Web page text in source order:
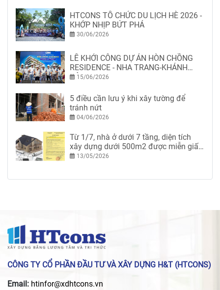
HTCONS TỔ CHỨC DU LỊCH HÈ 2026 -
KHỚP NHỊP BỨT PHÁ
30/06/2026
LỄ KHỞI CÔNG DỰ ÁN HÒN CHỒNG
RESIDENCE - NHA TRANG-KHÁNH
HÒA15/06/2026
5 điều cần lưu ý khi xây tường để
tránh nứt
04/06/2026
Từ 1/7, nhà ở dưới 7 tầng, diện tích
xây dựng dưới 500m2 được miễn giấy
phép xây dựng
13/05/2026
CÔNG TY CỔ PHẦN ĐẦU TƯ VÀ XÂY DỰNG H&T (HTCONS)
Email: htinfor@xdhtcons.vn